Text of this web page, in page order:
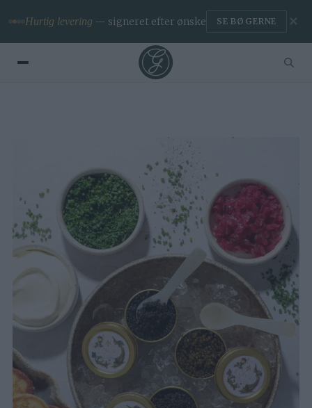
Hurtig levering — signeret efter ønske SE BØGERNE ✕